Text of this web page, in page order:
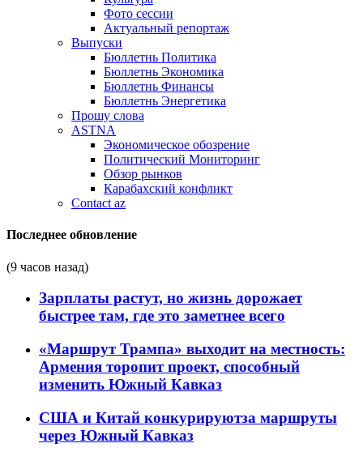
Фото сессии
Актуальный репортаж
Выпуски
Бюллетнь Политика
Бюллетнь Экономика
Бюллетнь Финансы
Бюллетнь Энергетика
Прошу слова
ASTNA
Экономическое обозрение
Политический Мониторинг
Обзор рынков
Карабахский конфликт
Contact az
Последнее обновление
(9 часов назад)
Зарплаты растут, но жизнь дорожает
быстрее там, где это заметнее всего
«Маршрут Трампа» выходит на местность:
Армения торопит проект, способный
изменить Южный Кавказ
США и Китай конкурируютза маршруты
через Южный Кавказ